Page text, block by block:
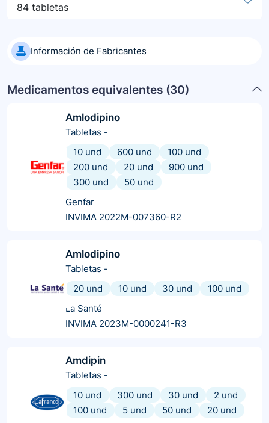
84 tabletas
Información de Fabricantes
Medicamentos equivalentes (30)
Amlodipino
Tabletas -
10 und
600 und
100 und
200 und
20 und
900 und
300 und
50 und
Genfar
INVIMA 2022M-007360-R2
Amlodipino
Tabletas -
20 und
10 und 30 und
100 und
La Santé
INVIMA 2023M-0000241-R3
Amdipin
Tabletas -
10 und
300 und 30 und
2 und
100 und
5 und 50 und
20 und